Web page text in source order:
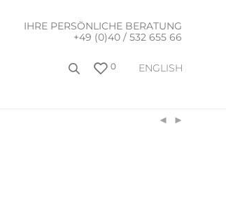
IHRE PERSÖNLICHE BERATUNG
+49 (0)40 / 532 655 66
ENGLISH
0